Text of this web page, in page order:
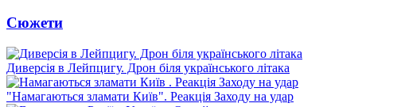
Сюжети
Диверсія в Лейпцигу. Дрон біля українського літака
"Намагаються зламати Київ". Реакція Заходу на удар